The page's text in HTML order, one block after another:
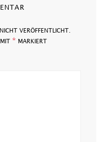
VERÖFFENTLICHT.
* MARKIERT